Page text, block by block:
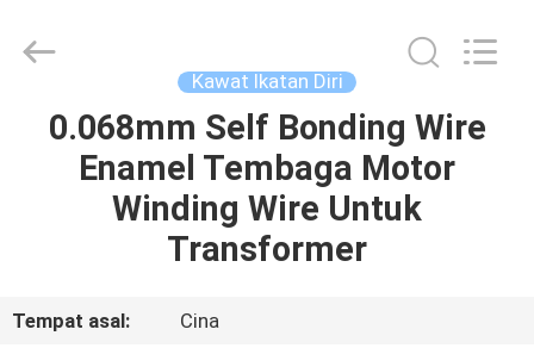
RUMAH
PRODUK
Material
Co,.Ltd.
Reserved.
Kawat Ikatan Diri
0.068mm Self Bonding Wire
Enamel Tembaga Motor
Winding Wire Untuk
Transformer
Tempat asal:
Cina